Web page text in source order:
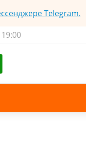
Telegram.